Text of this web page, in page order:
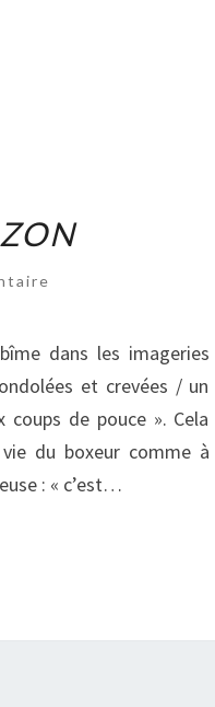
dans les imageries
et crevées / un
de pouce ». Cela
du boxeur comme à
: « c’est…